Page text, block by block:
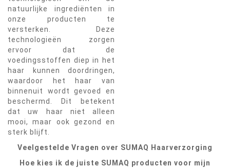
natuurlijke ingrediënten in
onze producten te
versterken. Deze
technologieën zorgen
ervoor dat de
voedingsstoffen diep in het
haar kunnen doordringen,
waardoor het haar van
binnenuit wordt gevoed en
beschermd. Dit betekent
dat uw haar niet alleen
mooi, maar ook gezond en
sterk blijft.
Veelgestelde Vragen over SUMAQ Haarverzorging
Hoe kies ik de juiste SUMAQ producten voor mijn